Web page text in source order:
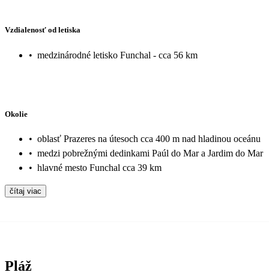
Vzdialenosť od letiska
• medzinárodné letisko Funchal - cca 56 km
Okolie
• oblasť Prazeres na útesoch cca 400 m nad hladinou oceánu
• medzi pobrežnými dedinkami Paúl do Mar a Jardim do Mar
• hlavné mesto Funchal cca 39 km
čítaj viac
Pláž